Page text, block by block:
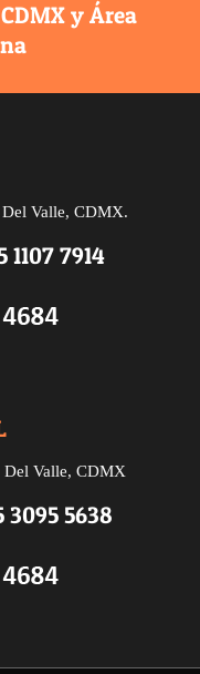
y Área
Valle, CDMX.
1107 7914
Del Valle, CDMX
3095 5638